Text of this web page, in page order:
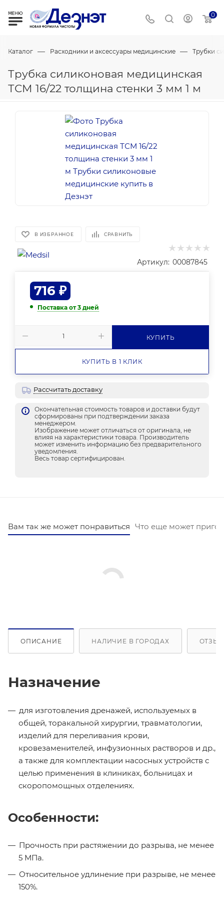
0
Каталог — Расходники и аксессуары медицинские — Трубки
Трубка силиконовая медицинская
ТСМ 16/22 толщина стенки 3 мм 1 м
В ИЗБРАННОЕ СРАВНИТЬ
Артикул: 00087845
716 ₽
Поставка от 3 дней
КУПИТЬ
КУПИТЬ В 1 КЛИК
Рассчитать доставку
Окончательная стоимость товаров и доставки будут
сформированы при подтверждении заказа
менеджером.
Изображение может отличаться от оригинала, не
влияя на характеристики товара. Производитель
может изменить информацию без предварительного
уведомления.
Весь товар сертифицирован.
Вам так же может понравиться Что еще может
ОПИСАНИЕ НАЛИЧИЕ В ГОРОДАХ
Назначение
для изготовления дренажей, используемых в
общей, торакальной хирургии, травматологии,
изделий для переливания крови,
кровезаменителей, инфузионных растворов и др.,
а также для комплектации насосных устройств с
целью применения в клиниках, больницах и
скоропомощных отделениях.
Особенности:
Прочность при растяжении до разрыва, не менее
5 МПа.
Относительное удлинение при разрыве, не менее
150%.